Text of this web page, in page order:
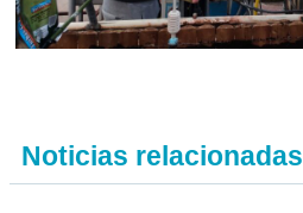
Noticias relacionadas